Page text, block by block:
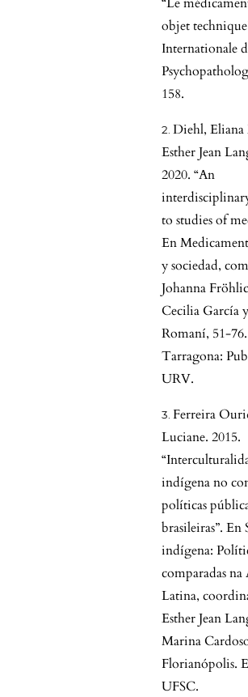
objet
Internationale
158.
Diehl, Eliana
Esther Jean
2020. “An
to studies of
En
y sociedad,
Johanna
Cecilia García
Romaní, 51-76.
Tarragona:
URV.
Ferreira
Luciane. 2015.
indígena no
políticas
brasileiras”. En
indígena:
comparadas
Latina,
Esther Jean
Marina
Florianópolis.
UFSC.